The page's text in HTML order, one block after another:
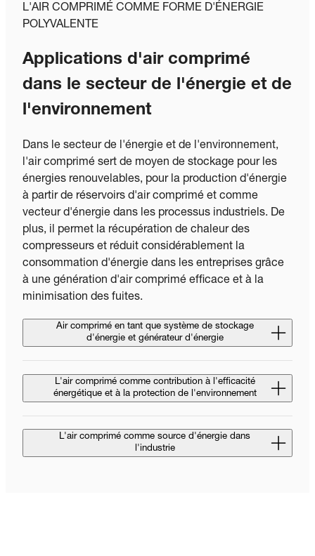
L'AIR COMPRIMÉ COMME FORME D'ÉNERGIE
POLYVALENTE
Applications d'air comprimé
dans le secteur de l'énergie et de
l'environnement
Dans le secteur de l'énergie et de l'environnement,
l'air comprimé sert de moyen de stockage pour les
énergies renouvelables, pour la production d'énergie
à partir de réservoirs d'air comprimé et comme
vecteur d'énergie dans les processus industriels. De
plus, il permet la récupération de chaleur des
compresseurs et réduit considérablement la
consommation d'énergie dans les entreprises grâce
à une génération d'air comprimé efficace et à la
minimisation des fuites.
Air comprimé en tant que système de stockage
d'énergie et générateur d'énergie
L'air comprimé comme contribution à l'efficacité
énergétique et à la protection de l'environnement
L'air comprimé comme source d'énergie dans
l'industrie